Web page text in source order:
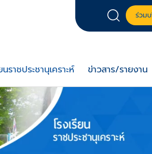
ร่วม
นราชประชานุเคราะห์ ข่าวสาร/รายงาน